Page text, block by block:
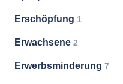
Erschöpfung 1
Erwachsene 2
Erwerbsminderung 7